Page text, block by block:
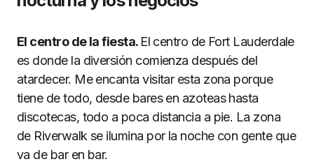
El centro de la fiesta. El centro de Fort Lauderdale
es donde la diversión comienza después del
atardecer. Me encanta visitar esta zona porque
tiene de todo, desde bares en azoteas hasta
discotecas, todo a poca distancia a pie. La zona
de Riverwalk se ilumina por la noche con gente que
va de bar en bar.